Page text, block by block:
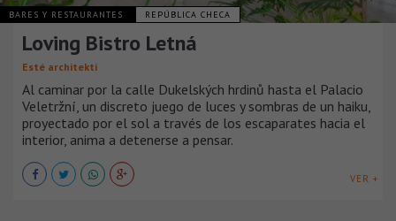
BARES Y RESTAURANTES REPÚBLICA CHECA
Loving Bistro Letná
Esté architekti
Al caminar por la calle Dukelských hrdinů hasta el Palacio
Veletržní, un discreto juego de luces y sombras de un haiku,
proyectado por el sol a través de los escaparates hacia el
interior, anima a detenerse a pensar.
VER +